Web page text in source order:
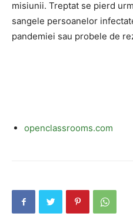
misiunii. Treptat se pierd
sangele persoanelor
pandemiei sau probele de
openclassrooms.com